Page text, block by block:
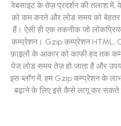
वेबसाइट के तेज़ प्रदर्शन की तलाश में,
को कम करने और लोड समय को बेहतर
हैं। ऐसी ही एक तकनीक जो
कम्प्रेशन। Gzip कम्प्रेशन HTML,
फ़ाइलों के आकार को काफी हद तक
पेज लोड समय तेज़ हो जाता है और
इस ब्लॉग में, हम Gzip कम्प्रेशन के
बढ़ाने के लिए इसे कैसे लागू कर सकते